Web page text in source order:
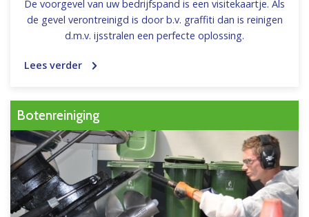
De voorgevel van uw bedrijfspand is een visitekaartje. Als
de gevel verontreinigd is door b.v. graffiti dan is reinigen
d.m.v. ijsstralen een perfecte oplossing.
Lees verder
Botenreiniging